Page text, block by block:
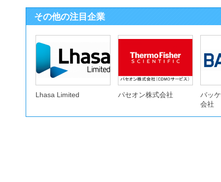
その他の注目企業
Lhasa Limited パセオン株式会社
バッ
会社